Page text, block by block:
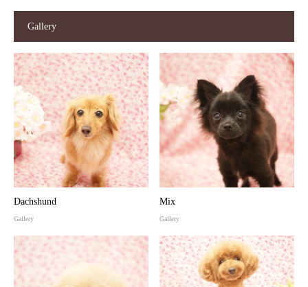
Gallery
Dachshund
Gallery
Mix
Gallery